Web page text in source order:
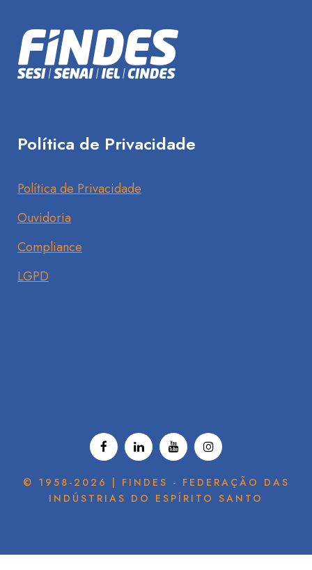
Política de Privacidade
Política de Privacidade
Ouvidoria
Compliance
LGPD
© 1958-2026 | FINDES - FEDERAÇÃO DAS
INDÚSTRIAS DO ESPÍRITO SANTO